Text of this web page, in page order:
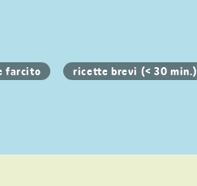
farcito ricette brevi (< 30 min.)